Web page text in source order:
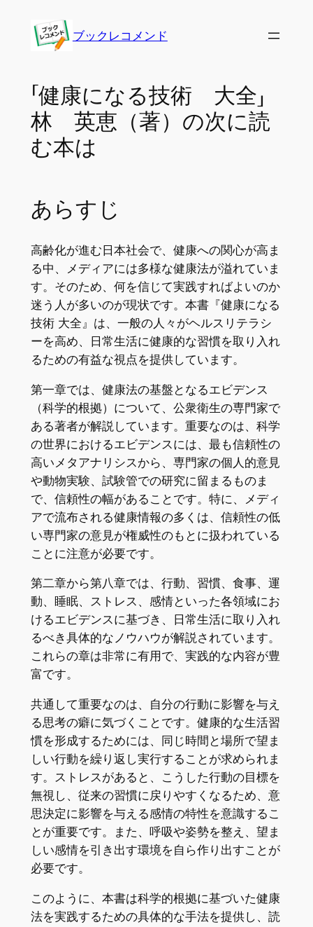
ブックレコメンド
「健康になる技術 大全」
林 英恵（著）の次に読
む本は
あらすじ
高齢化が進む日本社会で、健康への関心が高ま
る中、メディアには多様な健康法が溢れていま
す。そのため、何を信じて実践すればよいのか
迷う人が多いのが現状です。本書『健康になる
技術 大全』は、一般の人々がヘルスリテラシ
ーを高め、日常生活に健康的な習慣を取り入れ
るための有益な視点を提供しています。
第一章では、健康法の基盤となるエビデンス
（科学的根拠）について、公衆衛生の専門家で
ある著者が解説しています。重要なのは、科学
の世界におけるエビデンスには、最も信頼性の
高いメタアナリシスから、専門家の個人的意見
や動物実験、試験管での研究に留まるものま
で、信頼性の幅があることです。特に、メディ
アで流布される健康情報の多くは、信頼性の低
い専門家の意見が権威性のもとに扱われている
ことに注意が必要です。
第二章から第八章では、行動、習慣、食事、運
動、睡眠、ストレス、感情といった各領域にお
けるエビデンスに基づき、日常生活に取り入れ
るべき具体的なノウハウが解説されています。
これらの章は非常に有用で、実践的な内容が豊
富です。
共通して重要なのは、自分の行動に影響を与え
る思考の癖に気づくことです。健康的な生活習
慣を形成するためには、同じ時間と場所で望ま
しい行動を繰り返し実行することが求められま
す。ストレスがあると、こうした行動の目標を
無視し、従来の習慣に戻りやすくなるため、意
思決定に影響を与える感情の特性を意識するこ
とが重要です。また、呼吸や姿勢を整え、望ま
しい感情を引き出す環境を自ら作り出すことが
必要です。
このように、本書は科学的根拠に基づいた健康
法を実践するための具体的な手法を提供し、読